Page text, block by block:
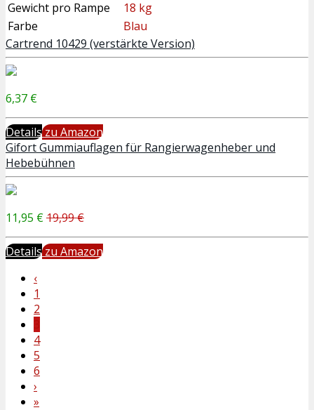
Gewicht pro Rampe
18 kg
Farbe
Blau
Cartrend 10429 (verstärkte Version)
6,37 €
Detailszu Amazon
Gifort Gummiauflagen für Rangierwagenheber und
Hebebühnen
11,95 €19,99 €
Detailszu Amazon
‹
1
2
4
5
6
›
»